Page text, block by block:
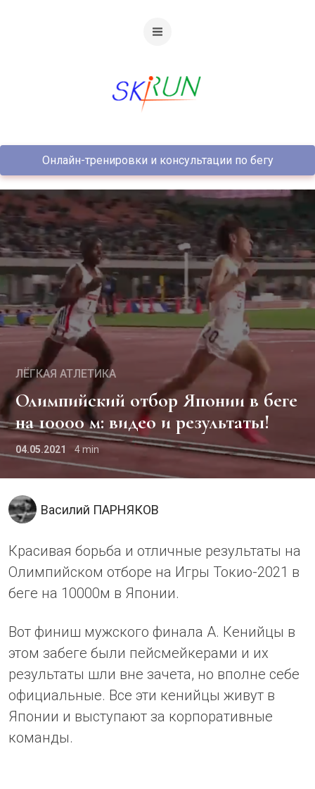
Онлайн-тренировки и консультации по бегу
ЛЁГКАЯ АТЛЕТИКА
Олимпийский отбор Японии в беге
на 10000 м: видео и результаты!
04.05.2021 4
Василий ПАРНЯКОВ
Красивая борьба и отличные результаты на
Олимпийском отборе на Игры Токио-2021 в
беге на 10000м в Японии.
Вот финиш мужского финала А. Кенийцы в
этом забеге были пейсмейкерами и их
результаты шли вне зачета, но вполне себе
официальные. Все эти кенийцы живут в
Японии и выступают за корпоративные
команды.